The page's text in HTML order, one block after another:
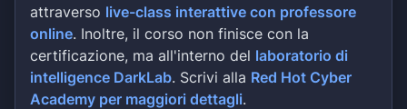
attraverso live-class interattive con professore
online. Inoltre, il corso non finisce con la
certificazione, ma all'interno del laboratorio di
intelligence DarkLab. Scrivi alla Red Hot Cyber
Academy per maggiori dettagli.